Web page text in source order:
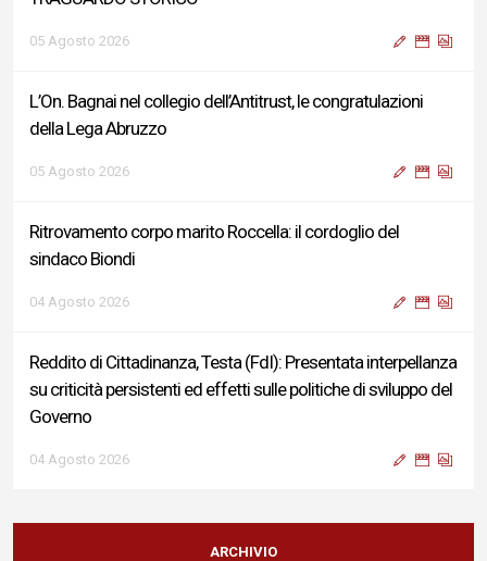
05 Agosto 2026
L’On. Bagnai nel collegio dell’Antitrust, le congratulazioni
della Lega Abruzzo
05 Agosto 2026
Ritrovamento corpo marito Roccella: il cordoglio del
sindaco Biondi
04 Agosto 2026
Reddito di Cittadinanza, Testa (FdI): Presentata interpellanza
su criticità persistenti ed effetti sulle politiche di sviluppo del
Governo
04 Agosto 2026
Sigismondi, Liris e Testa: “Profondo cordoglio e vicinanza al
Ministro Roccella e alla sua famiglia”
ARCHIVIO